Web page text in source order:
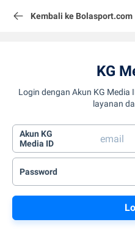
Kembali ke Bolasport.com
KG
Login dengan Akun KG
layanan
Akun KG
Media ID
Password